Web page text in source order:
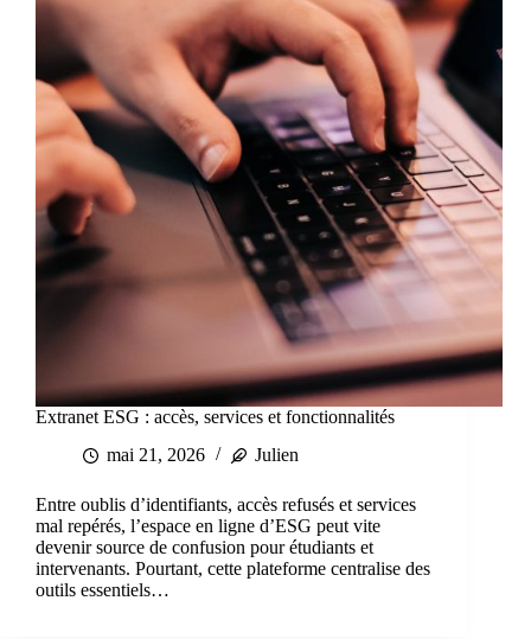
Extranet ESG : accès, services et fonctionnalités
mai 21, 2026
Julien
Entre oublis d’identifiants, accès refusés et services
mal repérés, l’espace en ligne d’ESG peut vite
devenir source de confusion pour étudiants et
intervenants. Pourtant, cette plateforme centralise des
outils essentiels…